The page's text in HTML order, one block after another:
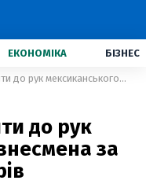
ЕКОНОМІКА БІЗНЕС
"Воля" може перейти до рук мексиканського бізнесмена за 112 мільйонів доларів
до рук
за